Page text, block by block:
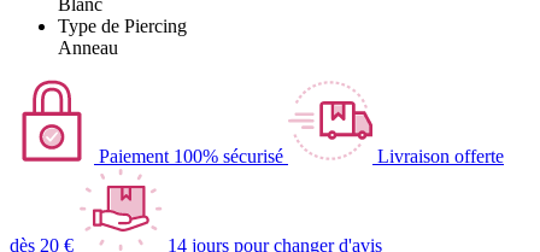
Blanc
Type de Piercing
Anneau
Paiement 100% sécurisé Livraison offerte
dès 20 € 14 jours pour changer d'avis